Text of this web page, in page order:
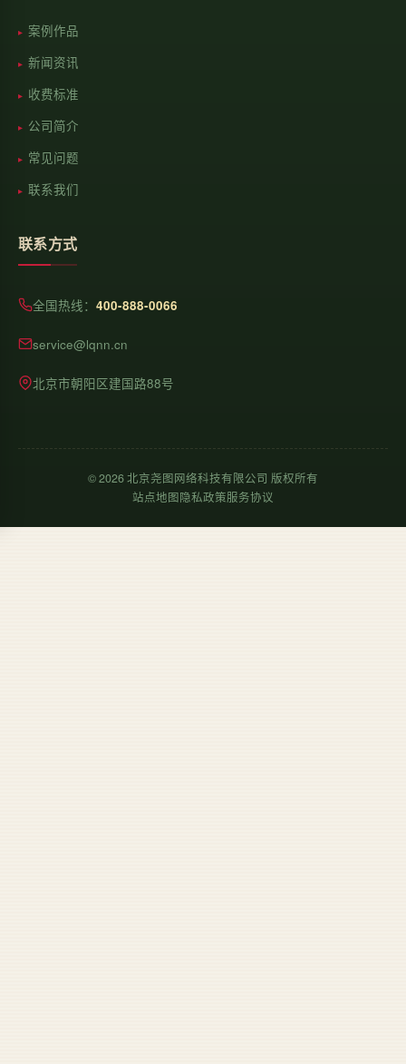
案例作品
新闻资讯
收费标准
公司简介
常见问题
联系我们
联系方式
全国热线： 400-888-0066
service@lqnn.cn
北京市朝阳区建国路88号
©2026北京尧图网络科技有限公司 版权所有
站点地图隐私政策服务协议